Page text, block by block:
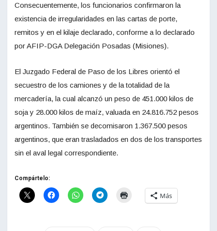
Consecuentemente, los funcionarios confirmaron la
existencia de irregularidades en las cartas de porte,
remitos y en el kilaje declarado, conforme a lo declarado
por AFIP-DGA Delegación Posadas (Misiones).
El Juzgado Federal de Paso de los Libres orientó el
secuestro de los camiones y de la totalidad de la
mercadería, la cual alcanzó un peso de 451.000 kilos de
soja y 28.000 kilos de maíz, valuada en 24.816.752 pesos
argentinos. También se decomisaron 1.367.500 pesos
argentinos, que eran trasladados en dos de los transportes
sin el aval legal correspondiente.
Compártelo:
Más